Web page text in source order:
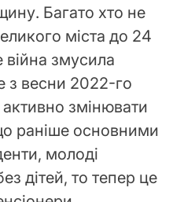
Багато хто не
міста до 24
змусила
з весни 2022-го
змінювати
раніше основними
молоді
дітей, то тепер це